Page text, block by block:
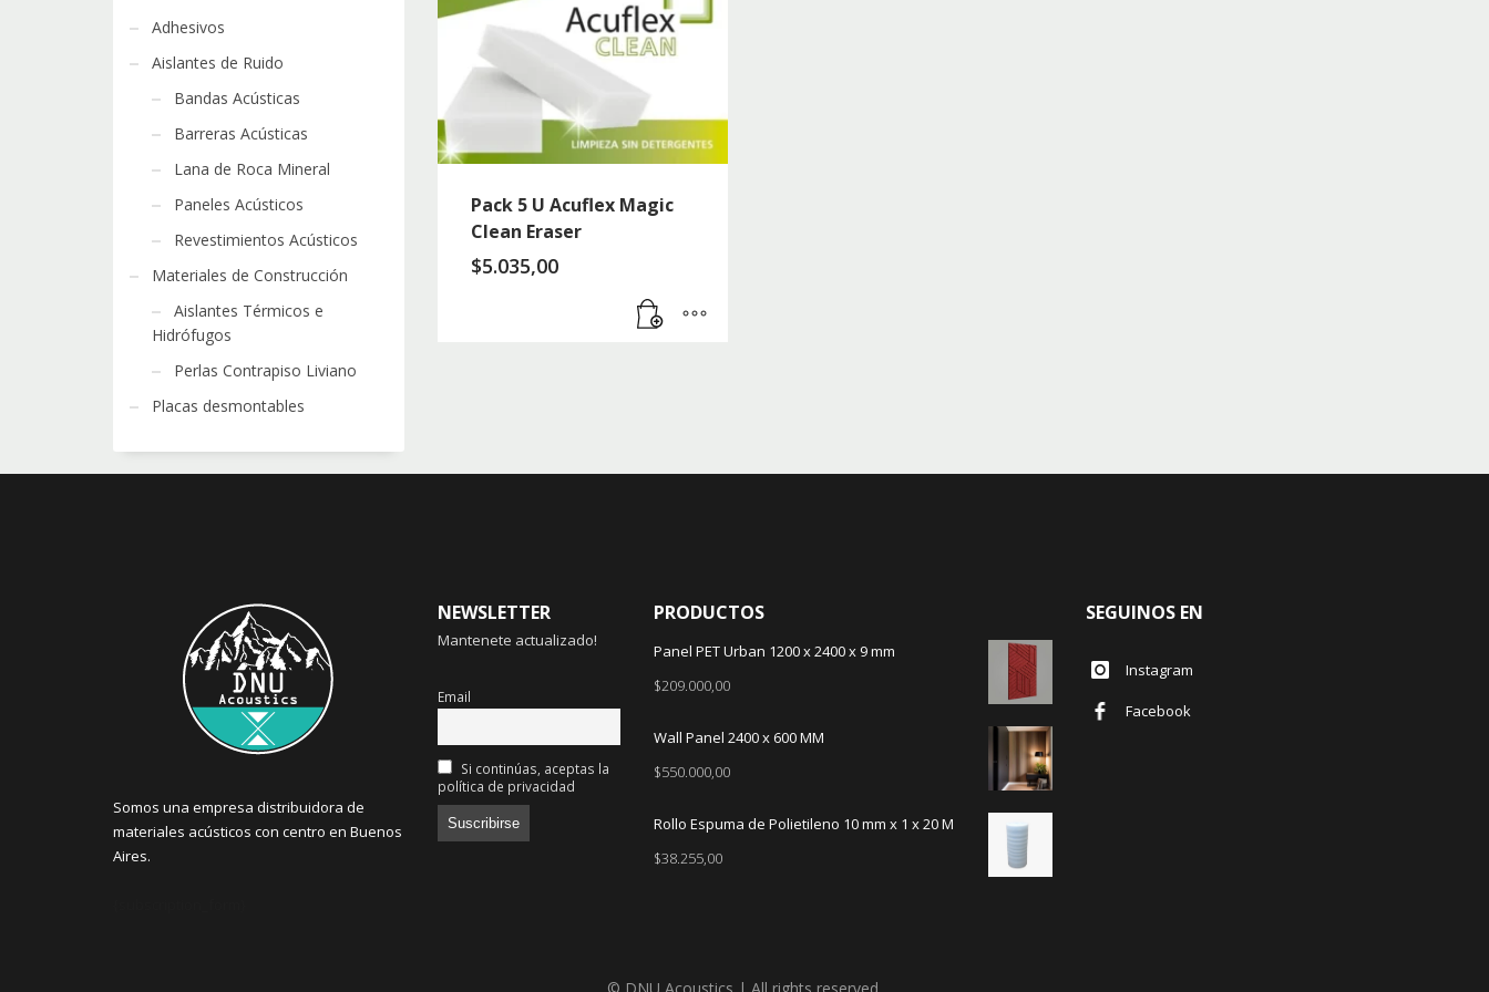
Pack 5 U Acuflex Magic
Clean Eraser
$5.035,00
Adhesivos
Aislantes de Ruido
Bandas Acústicas
Barreras Acústicas
Lana de Roca Mineral
Paneles Acústicos
Revestimientos Acústicos
Materiales de Construcción
Aislantes Térmicos e
Hidrófugos
Perlas Contrapiso Liviano
Placas desmontables
Somos una empresa distribuidora de
materiales acústicos con centro en Buenos
Aires.
NEWSLETTER
Mantenete actualizado!
Email
Si continúas, aceptas la
política de privacidad
PRODUCTOS
Panel PET Urban 1200 x 2400 x 9 mm
$209.000,00
Wall Panel 2400 x 600 MM
$550.000,00
Rollo Espuma de Polietileno 10 mm x 1 x 20 M
$38.255,00
SEGUINOS EN
Instagram
Facebook